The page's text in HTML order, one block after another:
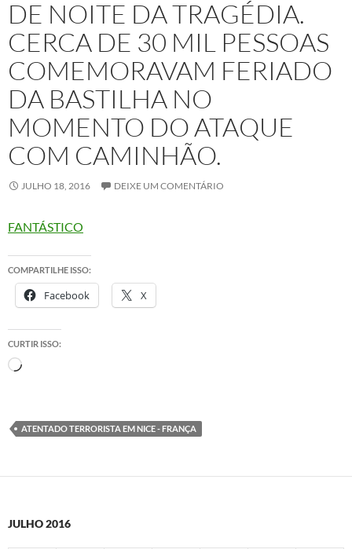
DE NOITE DA TRAGÉDIA.
CERCA DE 30 MIL PESSOAS
COMEMORAVAM FERIADO
DA BASTILHA NO
MOMENTO DO ATAQUE
COM CAMINHÃO.
JULHO 18, 2016 DEIXE UM COMENTÁRIO
FANTÁSTICO
COMPARTILHE ISSO:
Facebook X
CURTIR ISSO:
Carregando...
ATENTADO TERRORISTA EM NICE - FRANÇA
JULHO 2016